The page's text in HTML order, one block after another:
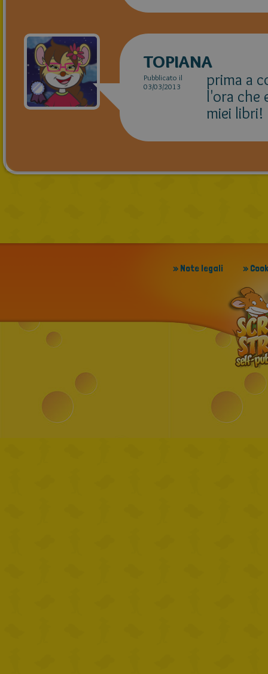
TOPIANA
Pubblicato il
03/03/2013
prima a
l'ora che
miei libri!
» Note legali »